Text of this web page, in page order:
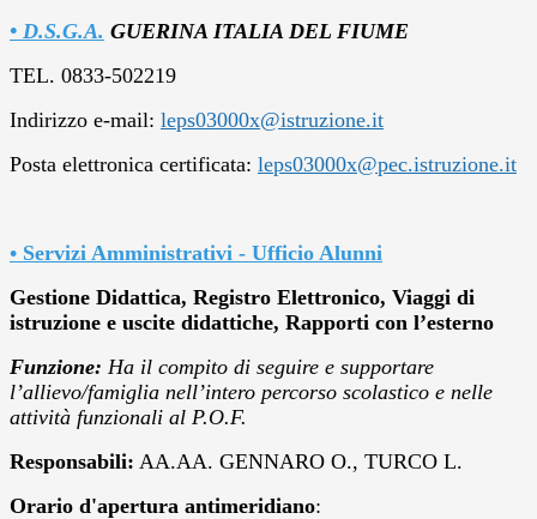
• D.S.G.A. GUERINA ITALIA DEL FIUME
TEL. 0833-502219
Indirizzo e-mail: leps03000x@istruzione.it
Posta elettronica certificata: leps03000x@pec.istruzione.it
• Servizi Amministrativi - Ufficio Alunni
Gestione Didattica, Registro Elettronico, Viaggi di
istruzione e uscite didattiche, Rapporti con l’esterno
Funzione: Ha il compito di seguire e supportare
l’allievo/famiglia nell’intero percorso scolastico e nelle
attività funzionali al P.O.F.
Responsabili: AA.AA. GENNARO O., TURCO L.
Orario d'apertura antimeridiano: